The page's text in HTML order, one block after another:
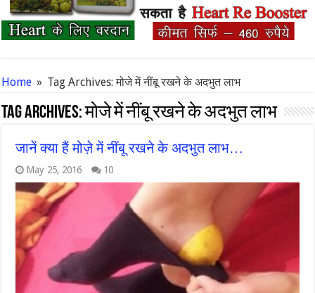
Home » Tag Archives: मोजे में नींबू रखने के अदभुत लाभ
Tag Archives:मोजे में नींबू रखने के अदभुत लाभ
जानें क्या हैं मोज़े में नींबू रखने के अदभुत लाभ…
May 25, 2016 10